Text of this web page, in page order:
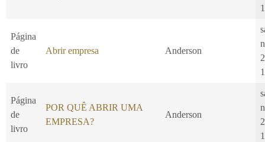
Página
de
livro
Abrir empresa Anderson
Página
de
livro
POR QUÊ ABRIR UMA
EMPRESA?
Anderson